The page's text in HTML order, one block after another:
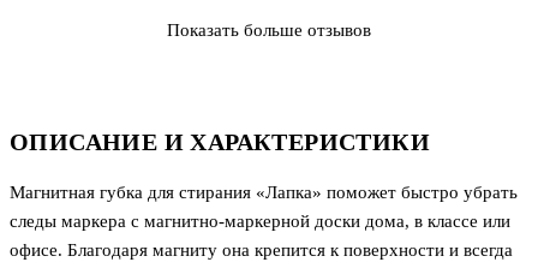
ОПИСАНИЕ И ХАРАКТЕРИСТИКИ
Магнитная губка для стирания «Лапка» поможет быстро убрать
следы маркера с магнитно-маркерной доски дома, в классе или
офисе. Благодаря магниту она крепится к поверхности и всегда
Показать больше отзывов